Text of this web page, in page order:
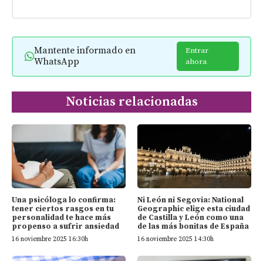
Mantente informado en
WhatsApp
Entrar
ahora
Noticias relacionadas
Una psicóloga lo confirma:
tener ciertos rasgos en tu
personalidad te hace más
propenso a sufrir ansiedad
16 noviembre 2025 16:30h
Ni León ni Segovia: National
Geographic elige esta ciudad
de Castilla y León como una
de las más bonitas de España
16 noviembre 2025 14:30h